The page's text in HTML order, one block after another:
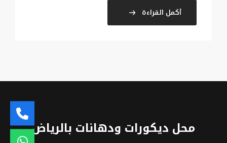
أكمل القراءة
محل ديكورات ودهانات بالرياض